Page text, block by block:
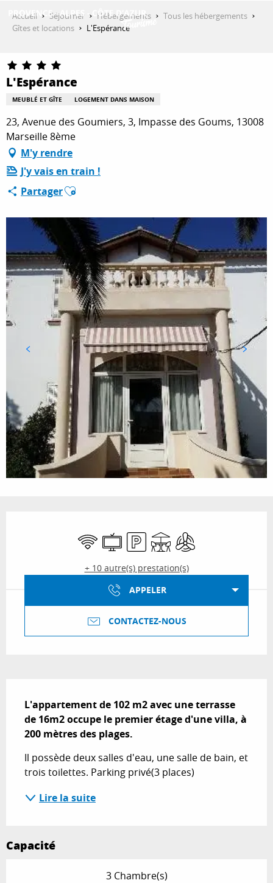
DÉCOUVRIR
QUE FAIRE ?
SÉJOURNER
ESPACE PRO
Accueil Séjourner Hébergements
Tous les hébergements
Gîtes et locations
L'Espérance
L'Espérance
MEUBLÉ ET GÎTE LOGEMENT DANS MAISON
23, Avenue des Goumiers, 3, Impasse des Goums, 13008
Marseille 8ème
M'y rendre
J'y vais en train !
PartagerAjouter aux favoris
WiFi Télévision
ParkingTerrasseAir conditionné
+ 10 autre(s) prestation(s)
APPELER
CONTACTEZ-NOUS
L'appartement de 102 m2 avec une terrasse
de 16m2 occupe le premier étage d'une villa, à
200 mètres des plages.
Il possède deux salles d'eau, une salle de bain, et
trois toilettes. Parking privé(3 places)
Lire la suite
Capacité
3 Chambre(s)